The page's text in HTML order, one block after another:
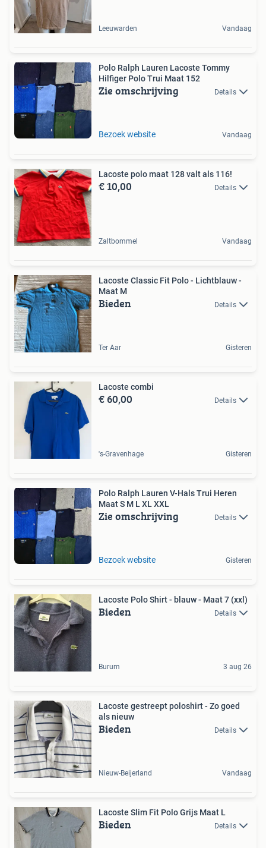
Leeuwarden Vandaag
Polo Ralph Lauren Lacoste Tommy
Hilfiger Polo Trui Maat 152
Zie omschrijving Details
Bezoek website Vandaag
Lacoste polo maat 128 valt als 116!
€ 10,00 Details
Zaltbommel Vandaag
Lacoste Classic Fit Polo - Lichtblauw -
Maat M
Bieden Details
Ter Aar Gisteren
Lacoste combi
€ 60,00 Details
's-Gravenhage Gisteren
Polo Ralph Lauren V-Hals Trui Heren
Maat S M L XL XXL
Zie omschrijving Details
Bezoek website Gisteren
Lacoste Polo Shirt - blauw - Maat 7 (xxl)
Bieden Details
Burum 3 aug 26
Lacoste gestreept poloshirt - Zo goed
als nieuw
Bieden Details
Nieuw-Beijerland Vandaag
Lacoste Slim Fit Polo Grijs Maat L
Bieden Details